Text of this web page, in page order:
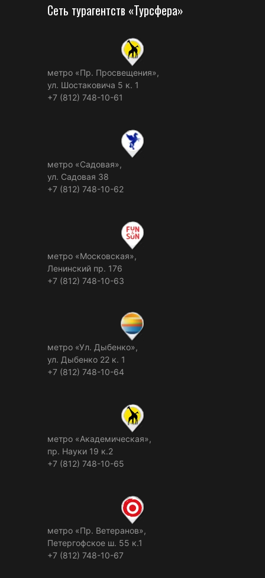
Сеть турагентств «Турсфера»
метро «Пр. Просвещения»,
ул. Шостаковича 5 к. 1
+7 (812) 748-10-61
метро «Садовая»,
ул. Садовая 38
+7 (812) 748-10-62
метро «Московская»,
Ленинский пр. 176
+7 (812) 748-10-63
метро «Ул. Дыбенко»,
ул. Дыбенко 22 к. 1
+7 (812) 748-10-64
метро «Академическая»,
пр. Науки 19 к.2
+7 (812) 748-10-65
метро «Пр. Ветеранов»,
Петергофское ш. 55 к.1
+7 (812) 748-10-67